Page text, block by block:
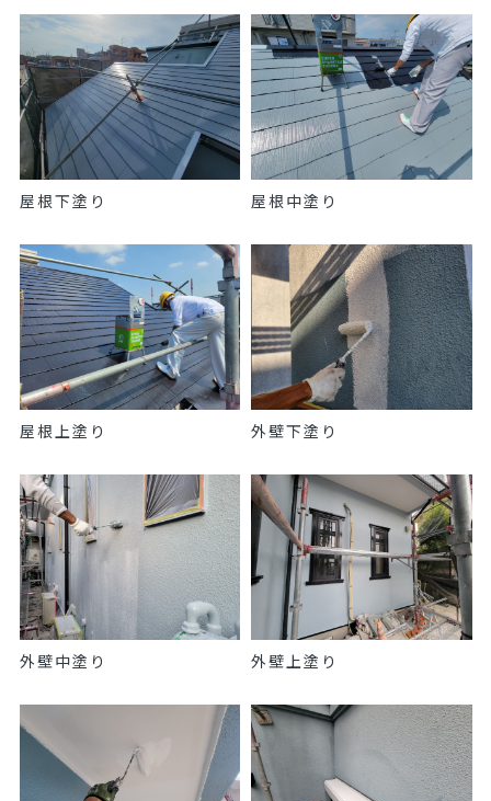
屋根下塗り 屋根中塗り
屋根上塗り 外壁下塗り
外壁中塗り 外壁上塗り